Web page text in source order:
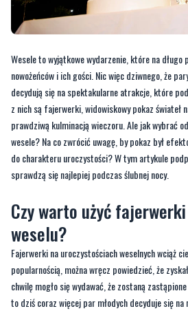
Wesele to wyjątkowe wydarzenie, które na
nowożeńców i ich gości. Nic więc dziwnego, że
decydują się na spektakularne atrakcje, które
z nich są fajerwerki, widowiskowy pokaz świateł
prawdziwą kulminacją wieczoru. Ale jak wybrać
wesele? Na co zwrócić uwagę, by pokaz był
do charakteru uroczystości? W tym artykule
sprawdzą się najlepiej podczas ślubnej nocy.
Czy warto użyć
weselu?
Fajerwerki na uroczystościach weselnych wciąż
popularnością, można wręcz powiedzieć, że
chwilę mogło się wydawać, że zostaną
to dziś coraz więcej par młodych decyduje się